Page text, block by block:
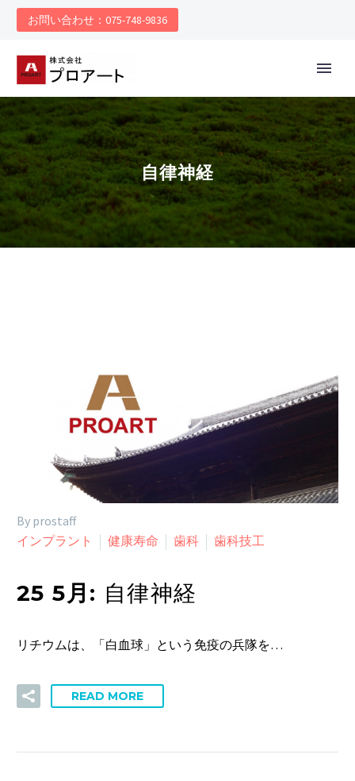
お問い合わせ：075-748-9836
自律神経
By prostaff
インプラント
健康寿命 歯科 歯科技工
25 5月: 自律神経
リチウムは、「白血球」という免疫の兵隊を…
READ MORE